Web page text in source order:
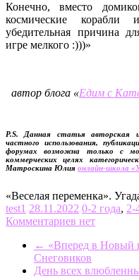
Конечно, вместо
космические
убедительная причина
игре мелкого :)))»
автор блога «Едим с
P.S. Данная статья авторская и
частного использования,
форумах возможна только с
коммерческих целях
Матроскина Юлия онлайн-школа
«Веселая переменка».
test1 28.11.2022 0-2 года, 2-
Комментариев нет
← «Вперед в Новый
Снеговиков
День всех